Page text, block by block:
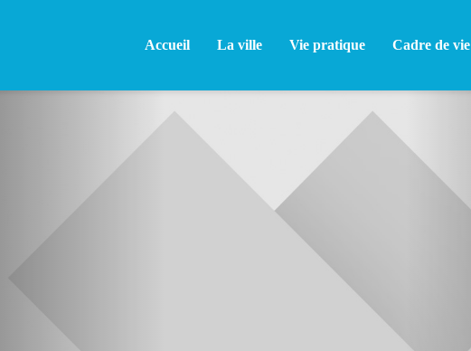
Accueil La ville Vie pratique Cadre de vie